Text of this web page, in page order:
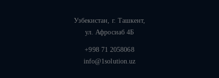
Узбекистан, г. Ташкент,
ул. Афросиаб 4Б
+998 71 2058068
info@1solution.uz